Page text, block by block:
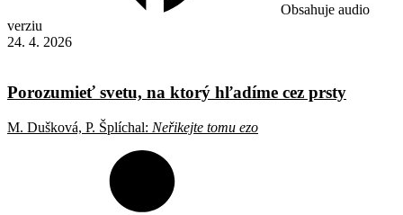
Obsahuje audio
verziu
24. 4. 2026
Porozumieť svetu, na ktorý hľadíme cez prsty
M. Dušková, P. Šplíchal: Neřikejte tomu ezo